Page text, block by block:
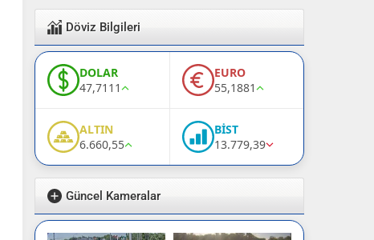
Döviz Bilgileri
DOLAR
47,7111
EURO
55,1881
ALTIN
6.660,55
BİST
13.779,39
Güncel Kameralar